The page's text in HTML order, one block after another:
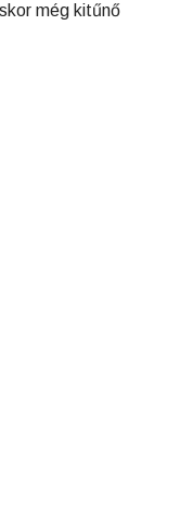
még kitűnő